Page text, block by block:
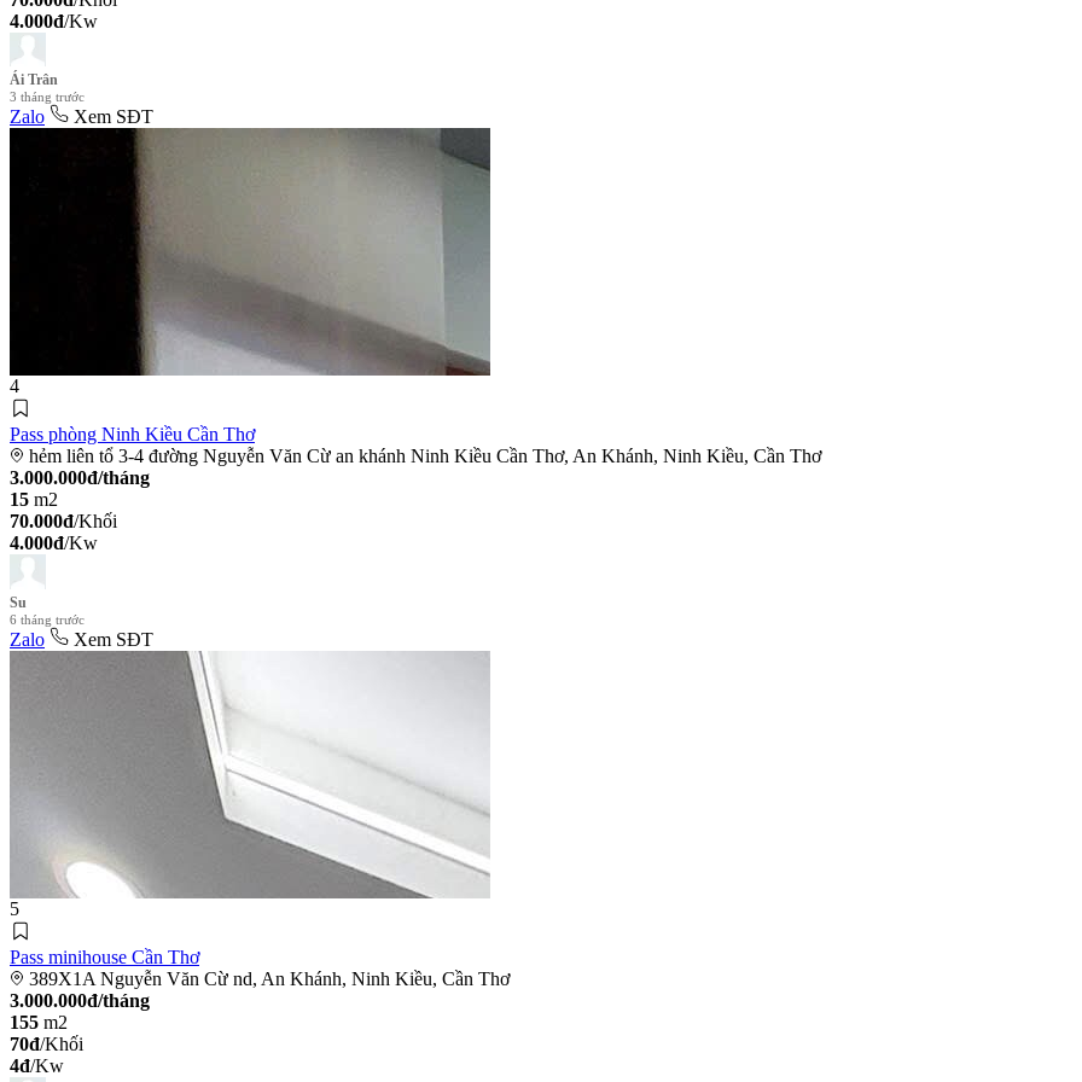
4.000đ/Kw
Ái Trân
3 tháng trước
Zalo Xem SĐT
4
Pass phòng Ninh Kiều Cần Thơ
hẻm liên tổ 3-4 đường Nguyễn Văn Cừ an khánh Ninh Kiều Cần Thơ, An Khánh, Ninh Kiều, Cần Thơ
3.000.000đ/tháng
15 m2
70.000đ/Khối
4.000đ/Kw
Su
6 tháng trước
Zalo Xem SĐT
5
Pass minihouse Cần Thơ
389X1A Nguyễn Văn Cừ nd, An Khánh, Ninh Kiều, Cần Thơ
3.000.000đ/tháng
155 m2
70đ/Khối
4đ/Kw